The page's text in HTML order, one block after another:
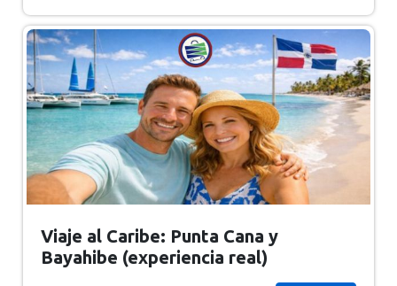
Viaje al Caribe: Punta Cana y
Bayahibe (experiencia real)